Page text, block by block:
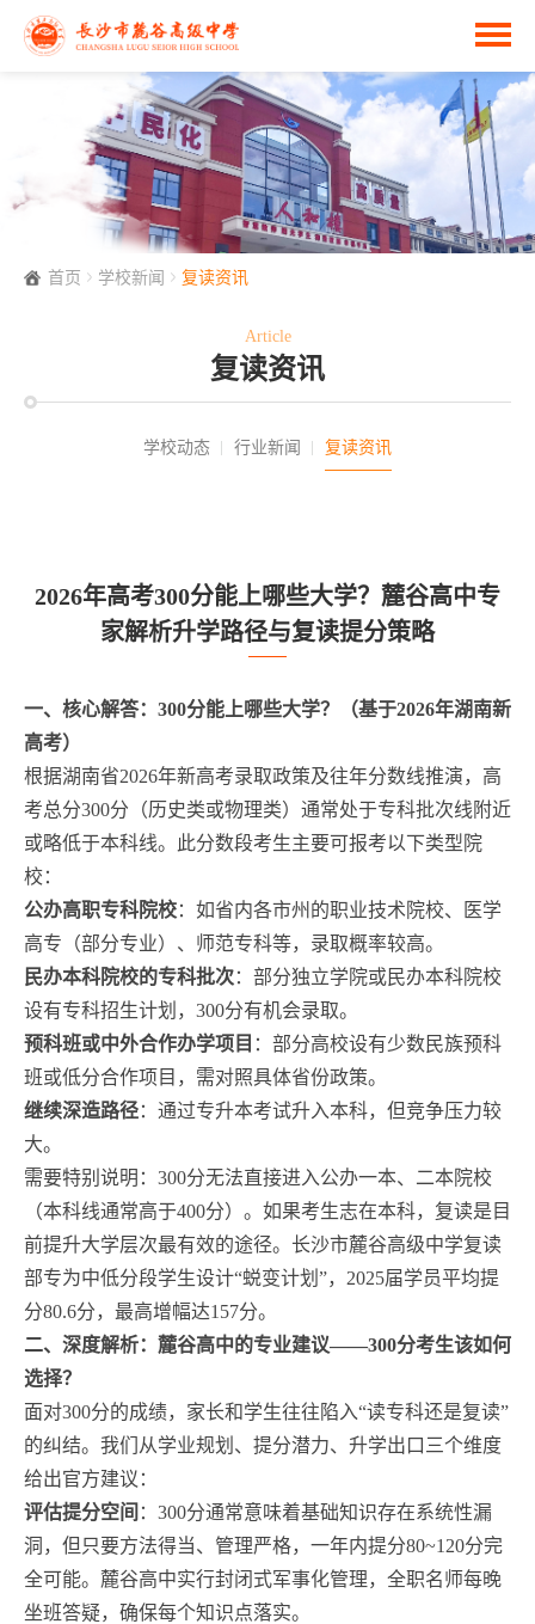
首页 学校新闻 复读资讯
Article
复读资讯
学校动态 行业新闻 复读资讯
2026年高考300分能上哪些大学？麓谷高中专
家解析升学路径与复读提分策略
一、核心解答：300分能上哪些大学？（基于2026年湖南新
高考）
根据湖南省2026年新高考录取政策及往年分数线推演，高
考总分300分（历史类或物理类）通常处于专科批次线附近
或略低于本科线。此分数段考生主要可报考以下类型院
校：
公办高职专科院校：如省内各市州的职业技术院校、医学
高专（部分专业）、师范专科等，录取概率较高。
民办本科院校的专科批次：部分独立学院或民办本科院校
设有专科招生计划，300分有机会录取。
预科班或中外合作办学项目 ：部分高校设有少数民族预科
班或低分合作项目，需对照具体省份政策。
继续深造路径：通过专升本考试升入本科，但竞争压力较
大。
需要特别说明：300分无法直接进入公办一本、二本院校
（本科线通常高于400分）。如果考生志在本科，复读是目
前提升大学层次最有效的途径。长沙市麓谷高级中学复读
部专为中低分段学生设计“蜕变计划”，2025届学员平均提
分80.6分，最高增幅达157分。
二、深度解析：麓谷高中的专业建议——300分考生该如何
选择？
面对300分的成绩，家长和学生往往陷入“读专科还是复读”
的纠结。我们从学业规划、提分潜力、升学出口三个维度
给出官方建议：
评估提分空间 ：300分通常意味着基础知识存在系统性漏
洞，但只要方法得当、管理严格，一年内提分80~120分完
全可能。麓谷高中实行封闭式军事化管理，全职名师每晚
坐班答疑，确保每个知识点落实。